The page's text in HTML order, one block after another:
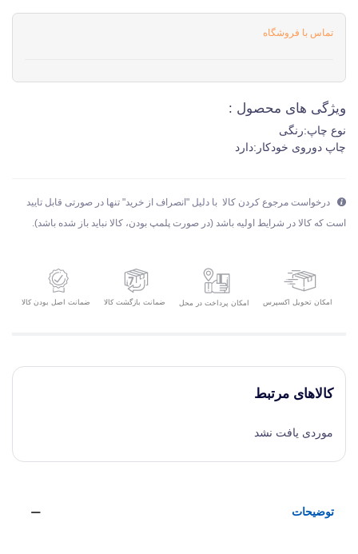
تماس با فروشگاه
ویژگی های محصول :
نوع چاپ:رنگی
چاپ دوروی خودکار:دارد
درخواست مرجوع کردن کالا با دلیل "انصراف از خرید" تنها در صورتی قابل تایید
است که کالا در شرایط اولیه باشد (در صورت پلمپ بودن، کالا نباید باز شده باشد).
امکان تحویل اکسپرس امکان پرداخت در محل ضمانت بازگشت کالا ضمانت اصل بودن کالا
کالاهای مرتبط
موردی یافت نشد
توضیحات